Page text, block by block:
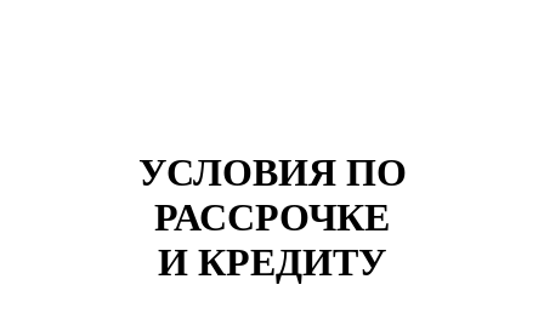
УСЛОВИЯ ПО
РАССРОЧКЕ
И КРЕДИТУ